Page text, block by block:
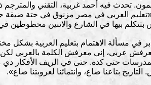
تحدث فيه أحمد غربية، التقني والمترجم
«تعليم العربي في مصر مزنوق في حتة ضيقة
بتتكلم بيها في الشارع والاتنين
مسألة الاهتمام بتعليم العربية بشكل
عربي، إني معرفش الكلمة بالعربي لكن
حتى كده. حتى في الريف الأفكار دي
بتاعنا ضاع، وانتمائنا لعروبتنا ضاع».